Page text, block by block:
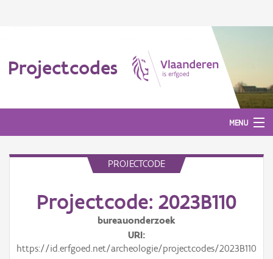
Projectcodes
MENU
PROJECTCODE
Projectcode: 2023B110
bureauonderzoek
URI
https://id.erfgoed.net/archeologie/projectcodes/2023B110